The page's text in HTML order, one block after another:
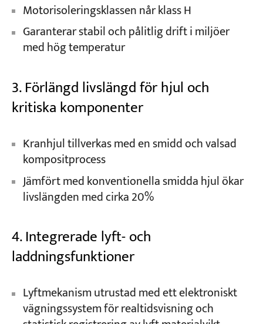
Motorisoleringsklassen når klass H
Garanterar stabil och pålitlig drift i miljöer
med hög temperatur
3. Förlängd livslängd för hjul och
kritiska komponenter
Kranhjul tillverkas med en smidd och valsad
kompositprocess
Jämfört med konventionella smidda hjul ökar
livslängden med cirka 20%
4. Integrerade lyft- och
laddningsfunktioner
Lyftmekanism utrustad med ett elektroniskt
vägningssystem för realtidsvisning och